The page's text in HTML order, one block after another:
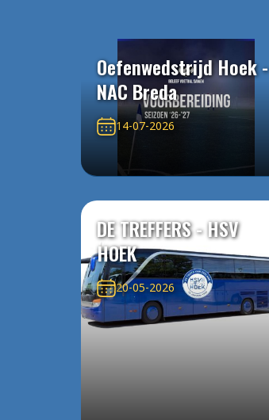
Oefenwedstrijd Hoek -
NAC Breda
14-07-2026
DE TREFFERS - HSV
HOEK
20-05-2026